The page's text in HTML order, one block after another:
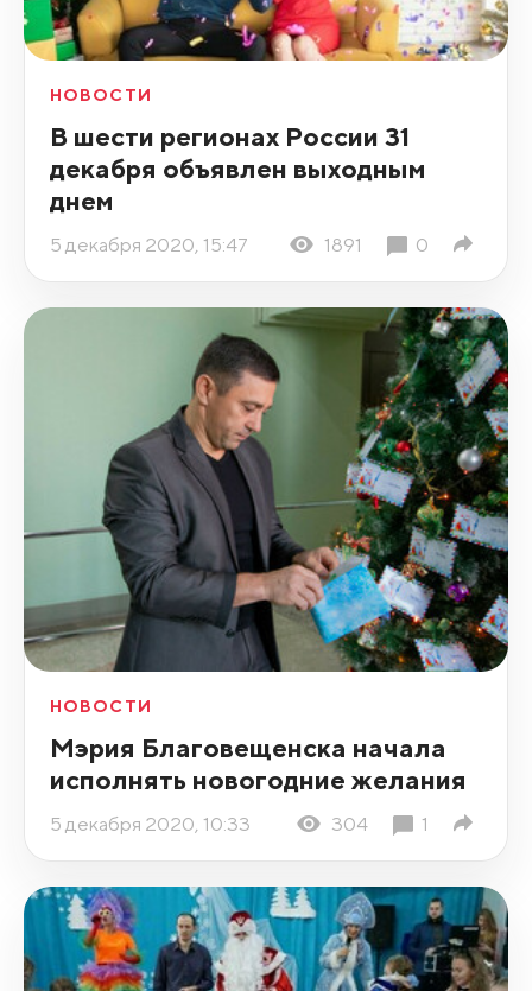
НОВОСТИ
В шести регионах России 31
декабря объявлен выходным
днем
5 декабря 2020, 15:47 1891 0
НОВОСТИ
Мэрия Благовещенска начала
исполнять новогодние желания
5 декабря 2020, 10:33 304 1